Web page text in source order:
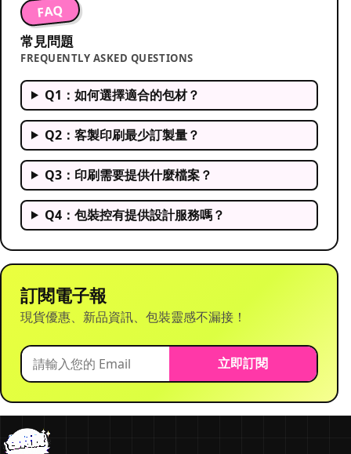
FAQ
常見問題
FREQUENTLY ASKED QUESTIONS
Q1：如何選擇適合的包材？
Q2：客製印刷最少訂製量？
Q3：印刷需要提供什麼檔案？
Q4：包裝控有提供設計服務嗎？
訂閱電子報
現貨優惠、新品資訊、包裝靈感不漏接！
立即訂閱